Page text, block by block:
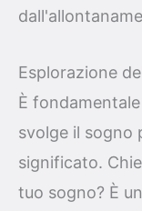
Esplorazione
È
svolge il sogno
significato.
tuo sogno? È